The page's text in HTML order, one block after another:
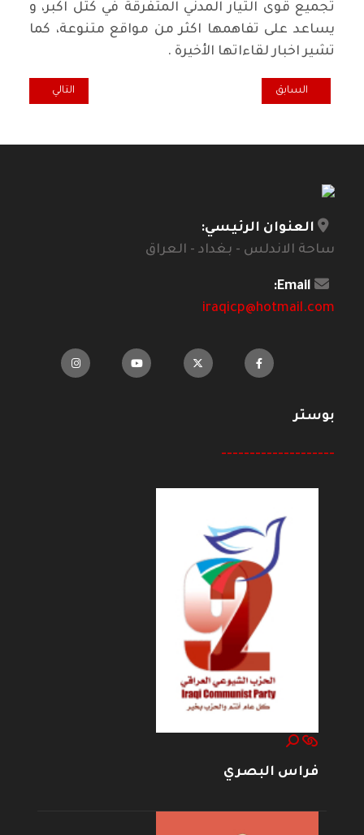
تجميع قوى التيار المدني المتفرقة في كتل اكبر، و
يساعد على تفاهمها اكثر من مواقع متنوعة، كما
تشير اخبار لقاءاتها الأخيرة .
المقال السابق: التغيير والإصلاح قضية المحرومين والكادحين الوطنية
السابق المقال التالي:
التالي
العنوان الرئيسي:
ساحة الاندلس - بغداد - العراق
Email:
iraqicp@hotmail.com
بوستر
--------------------
فراس البصري